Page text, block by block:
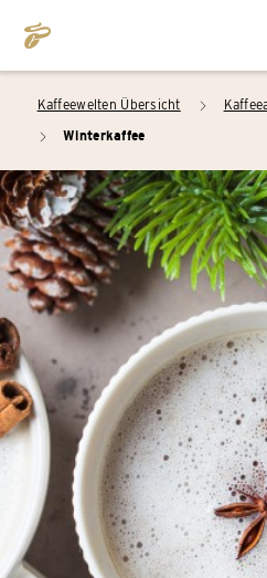
Kaffeewelten Übersicht arrow_right
arrow_right Winterkaffee